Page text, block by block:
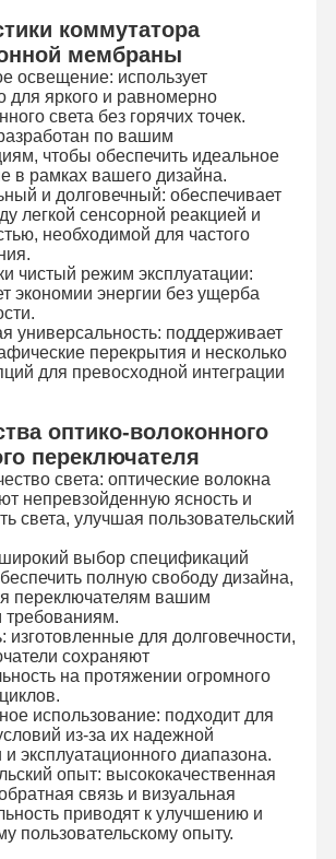
панели мембраны
пленка
купола
коммутатора
мембраны
освещение: использует
для яркого и равномерно
света без горячих точек.
по вашим
чтобы обеспечить идеальное
в рамках вашего дизайна.
и долговечный: обеспечивает
легкой сенсорной реакцией и
необходимой для частого
чистый режим эксплуатации:
экономии энергии без ущерба
универсальность: поддерживает
перекрытия и несколько
для превосходной интеграции
оптико-волоконного
переключателя
света: оптические волокна
непревзойденную ясность и
света, улучшая пользовательский
выбор спецификаций
полную свободу дизайна,
переключателям вашим
требованиям.
изготовленные для долговечности,
сохраняют
на протяжении огромного
использование: подходит для
из-за их надежной
и эксплуатационного диапазона.
опыт: высококачественная
связь и визуальная
приводят к улучшению и
пользовательскому опыту.